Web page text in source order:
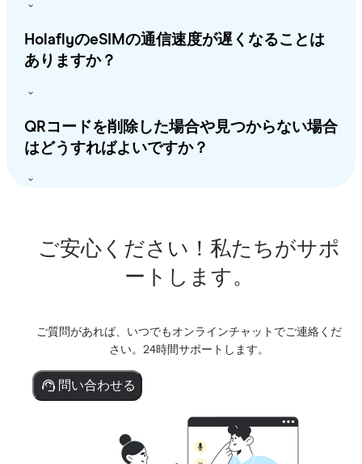
HolaflyのeSIMの通信速度が遅くなることは
ありますか？
QRコードを削除した場合や見つからない場合
はどうすればよいですか？
ご安心ください！私たちがサポ
ートします。
ご質問があれば、いつでもオンラインチャットでご連絡くだ
さい。24時間サポートします。
問い合わせる